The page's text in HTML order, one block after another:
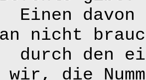
davon
nicht
den
wir, die